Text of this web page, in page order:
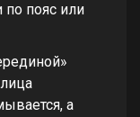
по пояс или
а